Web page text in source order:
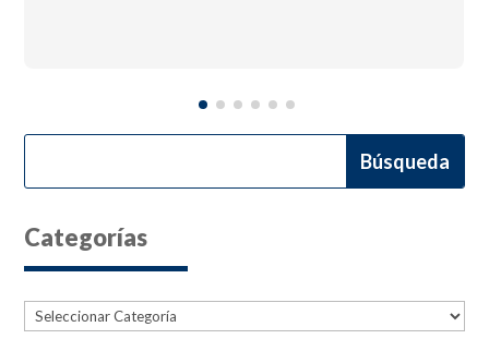
Categorías
Categorías